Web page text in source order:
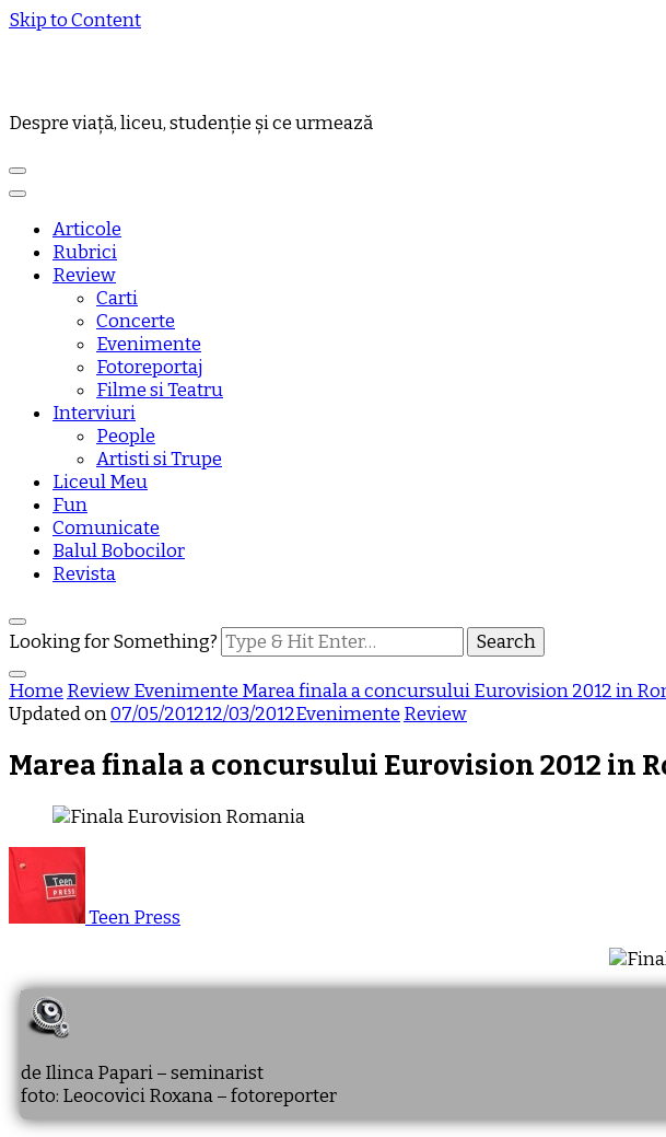
Skip to Content
Despre viață, liceu, studenție și ce urmează
Articole
Rubrici
Review
Carti
Concerte
Evenimente
Fotoreportaj
Filme si Teatru
Interviuri
People
Artisti si Trupe
Liceul Meu
Fun
Comunicate
Balul Bobocilor
Revista
Looking for Something?
Home ReviewEvenimente Marea finala a concursului Eurovision 2012 in
Updated on07/05/201212/03/2012Evenimente Review
Marea finala a concursului Eurovision 2012 in
Teen Press
de Ilinca Papari – seminarist
foto: Leocovici Roxana – fotoreporter